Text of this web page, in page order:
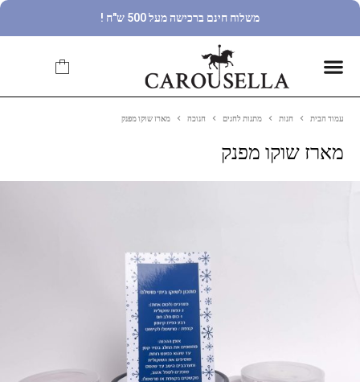
משלוח חינם ברכישה מעל 500 ש"ח !
עמוד הבית חנות מתנות לחגים חנוכה מארז שוקו מפנק
מארז שוקו מפנק